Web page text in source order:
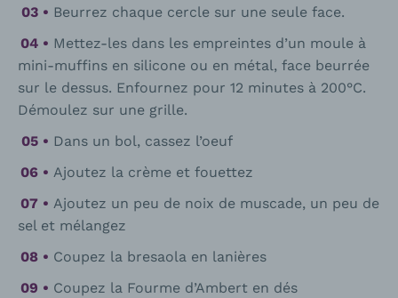
Beurrez chaque cercle sur une seule face.
Mettez-les dans les empreintes d’un moule à
mini-muffins en silicone ou en métal, face beurrée
sur le dessus. Enfournez pour 12 minutes à 200°C.
Démoulez sur une grille.
Dans un bol, cassez l’oeuf
Ajoutez la crème et fouettez
Ajoutez un peu de noix de muscade, un peu de
sel et mélangez
Coupez la bresaola en lanières
Coupez la Fourme d’Ambert en dés